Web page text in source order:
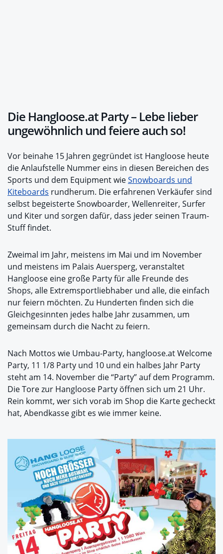
Die Hangloose.at Party – Lebe lieber
ungewöhnlich und feiere auch so!
Vor beinahe 15 Jahren gegründet ist Hangloose heute
die Anlaufstelle Nummer eins in diesen Bereichen des
Sports und dem Equipment wieSnowboards und
Kiteboards rundherum. Die erfahrenen Verkäufer sind
selbst begeisterte Snowboarder, Wellenreiter, Surfer
und Kiter und sorgen dafür, dass jeder seinen Traum-
Stuff findet.
Zweimal im Jahr, meistens im Mai und im November
und meistens im Palais Auersperg, veranstaltet
Hangloose eine große Party für alle Freunde des
Shops, alle Extremsportliebhaber und alle, die einfach
nur feiern möchten. Zu Hunderten finden sich die
Gleichgesinnten jedes halbe Jahr zusammen, um
gemeinsam durch die Nacht zu feiern.
Nach Mottos wie Umbau-Party, hangloose.at Welcome
Party, 11 1/8 Party und 10 und ein halbes Jahr Party
steht am 14. November die “Party” auf dem Programm.
Die Tore zur Hangloose Party öffnen sich um 21 Uhr.
Rein kommt, wer sich vorab im Shop die Karte gecheckt
hat, Abendkasse gibt es wie immer keine.